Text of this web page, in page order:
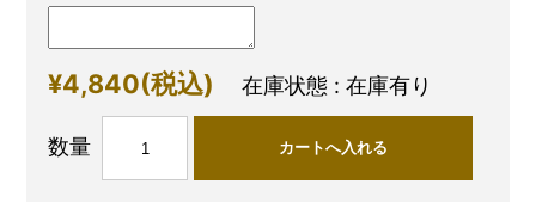
¥4,840(税込) 在庫状態 : 在庫有り
数量